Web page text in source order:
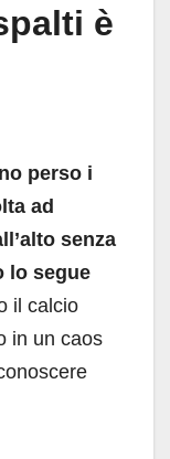
è
perso i
ad
senza
lo segue
il calcio
in un caos